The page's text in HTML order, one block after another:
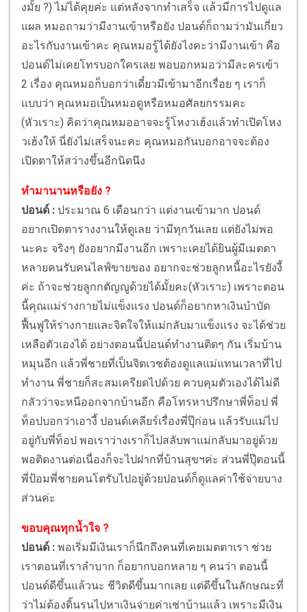
งมั้ย ?) ไม่ได้คุยค่ะ แต่หลังจากทำเสร็จ แล้วมีการไปดูแล
แผล หมอถามว่ามีงานเข้าหรือยัง ปอนด์ก็ถามว่ามันเกี่ยว
อะไรกับงานเข้าคะ คุณหมอรู้ได้ยังไงคะว่ามีงานเข้า คือ
ปอนด์ไม่เคยโทรบอกใครเลย พอบอกหมอว่ามีละครเข้า
2 เรื่อง คุณหมอก็บอกว่าเดี๋ยวมีเข้ามาอีกเรื่อย ๆ เราก็
แบบว่า คุณหมอเป็นหมอดูหรือหมอศัลยกรรมคะ
(หัวเราะ) คิดว่าคุณหมออาจจะรู้โหงวเฮ้งแล้วทำเปิดโหง
วเฮ้งให้ นี่ยังไม่เสร็จนะคะ คุณหมอกันบอกอาจจะต้อง
เปิดตาให้สว่างขึ้นอีกนิดนึง
ทำมานานหรือยัง ?
ปอนด์ : ประมาณ 6 เดือนกว่า แต่งานเข้ามาก ปอนด์
อยากเปิดตารางงานให้ดูเลย ว่ามีทุกวันเลย แต่ยังไม่พอ
นะคะ จริงๆ ยังอยากมีงานอีก เพราะเคยได้ยินผู้มีเมตตา
หลายคนรับคนไลฟ์ขายของ อยากจะช่วยลูกหนี้อะไรยังงี้
ค่ะ ถ้าจะช่วยลูกกตัญญูด้วยได้มั้ยคะ(หัวเราะ) เพราะตอน
นี้คุณแม่ร่างกายไม่แข็งแรง ปอนด์ก็อยากหาเงินบำบัด
ฟื้นฟูให้ร่างกายและจิตใจให้แม่กลับมาแข็งแรง จะได้ช่วย
เหลือตัวเองได้ อย่างตอนนี้ปอนด์ทำงานติดๆ กัน เริ่มบ้าน
หมุนอีก แล้วพี่ชายที่เป็นจิตเวชต้องดูแลแม่แทนเวลาที่ไป
ทำงาน พี่ชายก็สะสมเครียดไปด้วย ควบคุมตัวเองได้ไม่ดี
กลัวว่าจะหนีออกจากบ้านอีก คือโทรหาปรึกษาพี่ท็อป พี่
ท็อปบอกว่าเอางี้ ปอนด์เคลียร์เรื่องพี่ปุ๊ก่อน แล้วรับแม่ไป
อยู่กับพี่ท็อป พอเราว่างเราก็ไปสลับพาแม่กลับมาอยู่ด้วย
พอติดงานต่อเนื่องก็จะไปฝากที่บ้านสุขฯค่ะ ส่วนพี่ปุ๊ตอนนี้
พี่ป้อมพี่ชายคนโตรับไปอยู่ด้วยปอนด์ก็ดูแลค่าใช้จ่ายบาง
ส่วนค่ะ
ขอบคุณทุกน้ำใจ ?
ปอนด์ : พอเริ่มมีเงินเราก็นึกถึงคนที่เคยเมตตาเรา ช่วย
เราตอนที่เราลำบาก ก็อยากบอกหลาย ๆ คนว่า ตอนนี้
ปอนด์ดีขึ้นแล้วนะ ชีวิตดีขึ้นมากเลย แต่ดีขึ้นในลักษณะที่
ว่าไม่ต้องดิ้นรนไปหาเงินจ่ายค่าเช่าบ้านแล้ว เพราะมีเงิน